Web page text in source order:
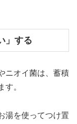
」する
ニオイ菌は、蓄積
す。
湯を使ってつけ置